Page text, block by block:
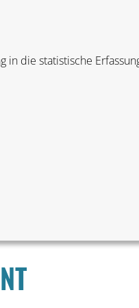
die statistische
MEDIATHEK